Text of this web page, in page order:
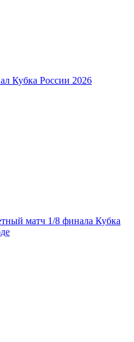
Кубка России 2026
матч 1/8 финала Кубка